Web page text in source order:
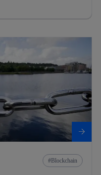
Blockchain